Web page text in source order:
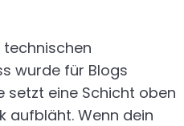
technischen
wurde für Blogs
eine Schicht oben
aufbläht. Wenn dein